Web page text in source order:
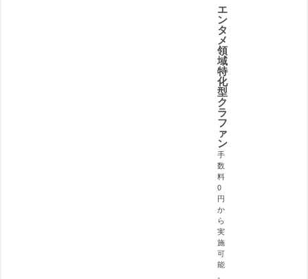
エ
ン
タ
メ
領
域
特
化
型
ク
ラ
フ
ァ
ン
手
数
料
0
円
か
ら
実
施
可
能